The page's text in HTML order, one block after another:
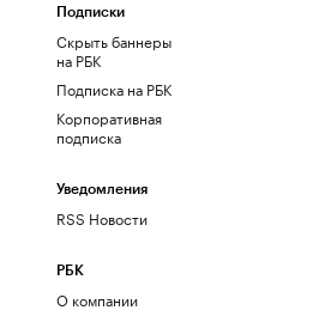
Подписки
Скрыть баннеры
на РБК
Подписка на РБК
Корпоративная
подписка
Уведомления
RSS Новости
РБК
О компании